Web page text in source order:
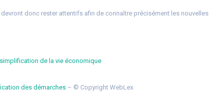
donc rester attentifs afin de connaître précisément les nouvelles
de la vie économique
des démarches – © Copyright WebLex